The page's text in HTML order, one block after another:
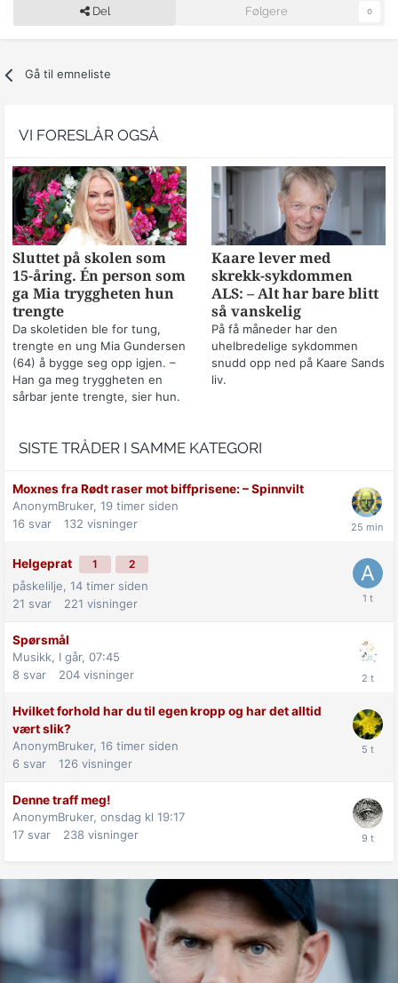
Del Følgere 0
Gå til emneliste
VI FORESLÅR OGSÅ
Sluttet på skolen som
15-åring. Én person som
ga Mia tryggheten hun
trengte
Da skoletiden ble for tung,
trengte en ung Mia Gundersen
(64) å bygge seg opp igjen. –
Han ga meg tryggheten en
sårbar jente trengte, sier hun.
Kaare lever med
skrekk-sykdommen
ALS: – Alt har bare blitt
så vanskelig
På få måneder har den
uhelbredelige sykdommen
snudd opp ned på Kaare Sands
liv.
SISTE TRÅDER I SAMME KATEGORI
Moxnes fra Rødt raser mot biff­prisene: –⁠ Spinnvilt
AnonymBruker, 19 timer siden
16 svar 132 visninger
Helgeprat 1 2
påskelilje, 14 timer siden
21 svar 221 visninger
Spørsmål
Musikk, I går, 07:45
8 svar 204 visninger
Hvilket forhold har du til egen kropp og har det alltid
vært slik?
AnonymBruker, 16 timer siden
6 svar 126 visninger
Denne traff meg!
AnonymBruker, onsdag kl 19:17
17 svar 238 visninger